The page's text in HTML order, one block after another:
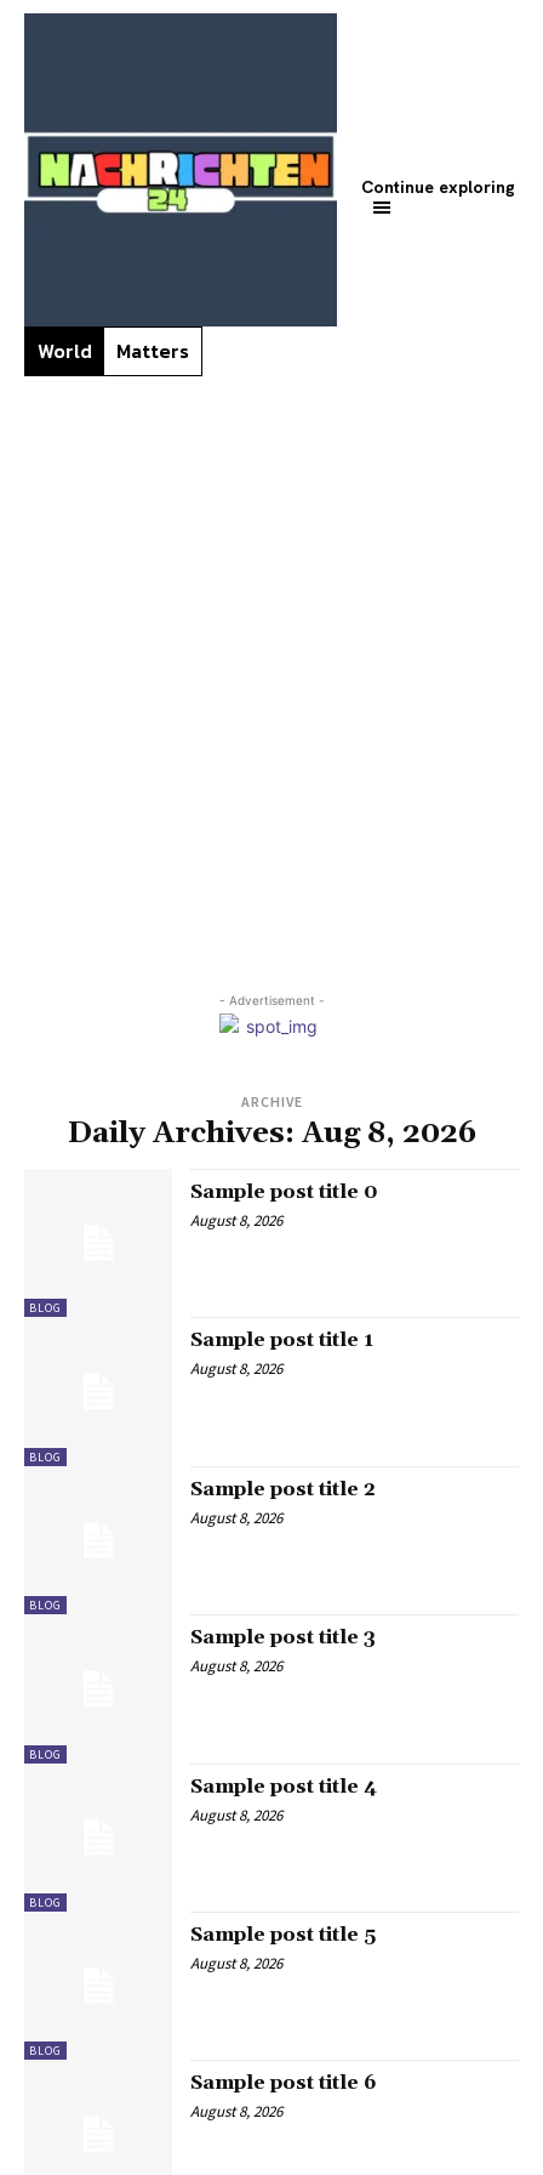
World Matters
Continue exploring
- Advertisement -
ARCHIVE
Daily Archives: Aug 8, 2026
BLOG
Sample post title 0
August 8, 2026
BLOG
Sample post title 1
August 8, 2026
BLOG
Sample post title 2
August 8, 2026
BLOG
Sample post title 3
August 8, 2026
BLOG
Sample post title 4
August 8, 2026
BLOG
Sample post title 5
August 8, 2026
Sample post title 6
August 8, 2026